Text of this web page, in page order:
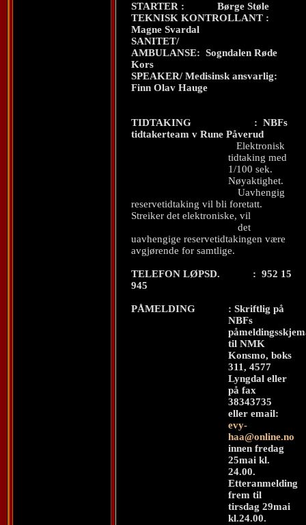
STARTER :
Børge Støle
TEKNISK KONTROLLANT :
Magne Svardal
SANITET/
AMBULANSE: Sogndalen Røde
Kors
SPEAKER/ Medisinsk ansvarlig:
Finn Olav Hauge
TIDTAKING : NBFs
tidtakerteam v Rune Påverud
Elektronisk
tidtaking med
1/100 sek.
Nøyaktighet.
Uavhengig
reservetidtaking vil bli foretatt.
Streiker det elektroniske, vil
det
uavhengige reservetidtakingen være
avgjørende for samtlige.
TELEFON LØPSD. : 952 15
945
PÅMELDING
: Skriftlig på
NBFs
til NMK
Konsmo, boks
311, 4577
Lyngdal eller
på fax
38343735
eller email:
evy-
haa@online.no
innen fredag
25mai kl.
24.00.
Etteranmelding
frem til
tirsdag 29mai
kl.24.00.